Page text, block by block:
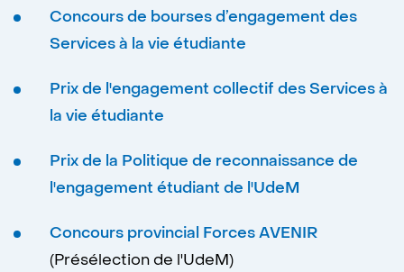
Concours de bourses d’engagement des
Services à la vie étudiante
Prix de l'engagement collectif des Services à
la vie étudiante
Prix de la Politique de reconnaissance de
l'engagement étudiant de l'UdeM
Concours provincial Forces AVENIR
(Présélection de l'UdeM)